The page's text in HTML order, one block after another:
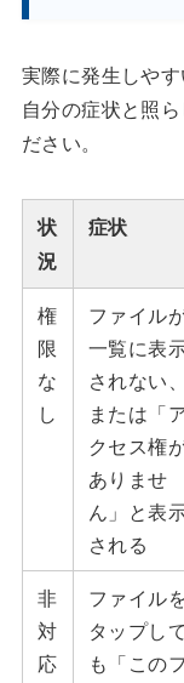
実際に発生しや
自分の症状と照
ださい。
状
況
症状
権
限
な
し
ファイル
一覧に表
されない、
または「
クセス権
ありませ
ん」と表
される
非
対
応
ファイル
タップして
も「このフ